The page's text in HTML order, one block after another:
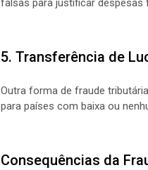
5. Transferência de
Outra forma de fraude
para países com baixa ou
Consequências da